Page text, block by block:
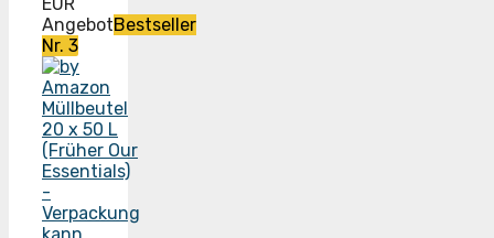
AngebotBestseller
Nr. 3